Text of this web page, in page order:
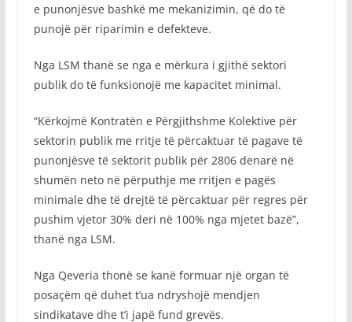
e punonjësve bashkë me mekanizimin, që do të
punojë për riparimin e defekteve.
Nga LSM thanë se nga e mërkura i gjithë sektori
publik do të funksionojë me kapacitet minimal.
“Kërkojmë Kontratën e Përgjithshme Kolektive për
sektorin publik me rritje të përcaktuar të pagave të
punonjësve të sektorit publik për 2806 denarë në
shumën neto në përputhje me rritjen e pagës
minimale dhe të drejtë të përcaktuar për regres për
pushim vjetor 30% deri në 100% nga mjetet bazë”,
thanë nga LSM.
Nga Qeveria thonë se kanë formuar një organ të
posaçëm që duhet t’ua ndryshojë mendjen
sindikatave dhe t’i japë fund grevës.